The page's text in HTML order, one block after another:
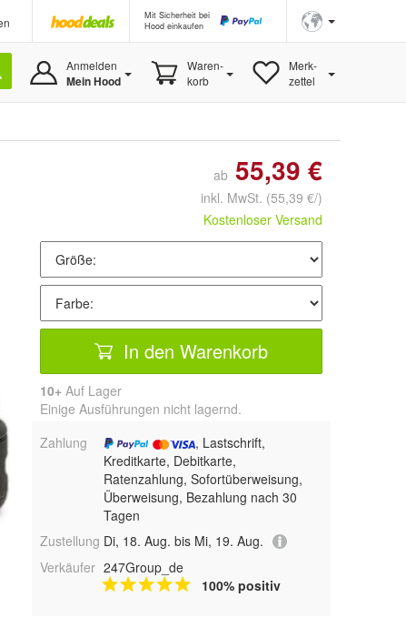
Mit Sicherheit bei
Hood einkaufen
Anmelden
Mein Hood
Waren-
korb
Merk-
zettel
ab 55,39 €
inkl. MwSt. (55,39 €/)
Kostenloser Versand
In den Warenkorb
10+ Auf Lager
Einige Ausführungen nicht lagernd.
Zahlung
, Lastschrift,
Kreditkarte, Debitkarte,
Ratenzahlung, Sofortüberweisung,
Überweisung, Bezahlung nach 30
Tagen
Zustellung Di, 18. Aug. bis Mi, 19. Aug.
Verkäufer 247Group_de
100% positiv